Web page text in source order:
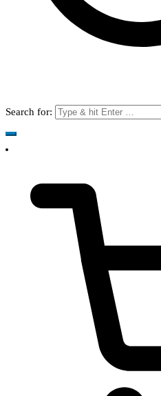
Search for: